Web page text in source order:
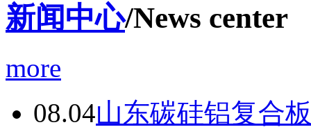
新闻中心/News center
more
08.04山东碳硅铝复合